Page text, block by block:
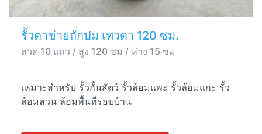
รั้วตาข่ายถักปม เทวดา 120 ซม.
ลวด 10 แถว / สูง 120 ซม / ห่าง 15 ซม
เหมาะสำหรับ รั้วกั้นสัตว์ รั้วล้อมแพะ รั้วล้อมแกะ รั้ว
ล้อมสวน ล้อมพื้นที่รอบบ้าน